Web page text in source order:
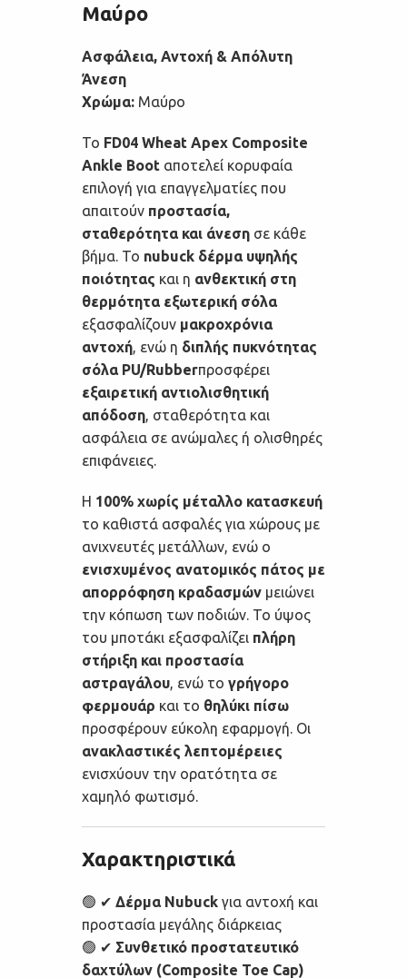
Μαύρο
Ασφάλεια, Αντοχή & Απόλυτη
Άνεση
Χρώμα: Μαύρο
Το FD04 Wheat Apex Composite
Ankle Boot αποτελεί κορυφαία
επιλογή για επαγγελματίες που
απαιτούν προστασία,
σταθερότητα και άνεση σε κάθε
βήμα. Το nubuck δέρμα υψηλής
ποιότητας και η ανθεκτική στη
θερμότητα εξωτερική σόλα
εξασφαλίζουν μακροχρόνια
αντοχή, ενώ η διπλής πυκνότητας
σόλα PU/Rubberπροσφέρει
εξαιρετική αντιολισθητική
απόδοση, σταθερότητα και
ασφάλεια σε ανώμαλες ή ολισθηρές
επιφάνειες.
Η 100% χωρίς μέταλλο κατασκευή
το καθιστά ασφαλές για χώρους με
ανιχνευτές μετάλλων, ενώ ο
ενισχυμένος ανατομικός πάτος με
απορρόφηση κραδασμών μειώνει
την κόπωση των ποδιών. Το ύψος
του μποτάκι εξασφαλίζει πλήρη
στήριξη και προστασία
αστραγάλου, ενώ το γρήγορο
φερμουάρ και το θηλύκι πίσω
προσφέρουν εύκολη εφαρμογή. Οι
ανακλαστικές λεπτομέρειες
ενισχύουν την ορατότητα σε
χαμηλό φωτισμό.
Χαρακτηριστικά
🟢 ✔ Δέρμα Nubuck για αντοχή και
προστασία μεγάλης διάρκειας
🟢 ✔ Συνθετικό προστατευτικό
δαχτύλων (Composite Toe Cap)